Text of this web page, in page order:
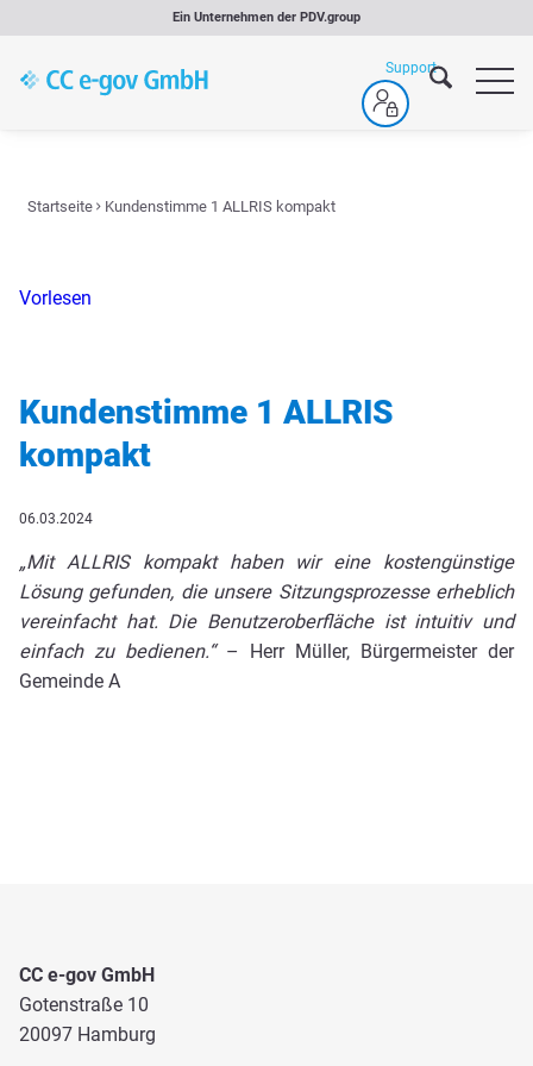
Inhalt
springen
Ein Unternehmen der PDV.group
Startseite Kundenstimme 1 ALLRIS kompakt
Vorlesen
Kundenstimme 1 ALLRIS
kompakt
06.03.2024
„Mit ALLRIS kompakt haben wir eine kostengünstige
Lösung gefunden, die unsere Sitzungsprozesse erheblich
vereinfacht hat. Die Benutzeroberfläche ist intuitiv und
einfach zu bedienen.“– Herr Müller, Bürgermeister der
Gemeinde A
CC e-gov GmbH
Gotenstraße 10
20097 Hamburg